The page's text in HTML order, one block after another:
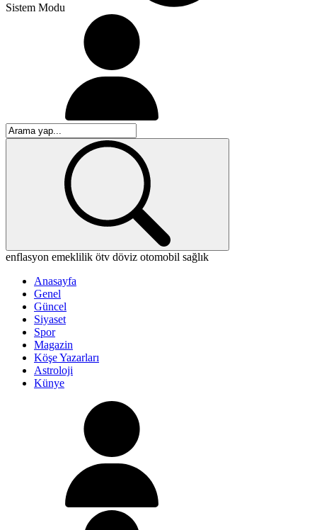
Sistem Modu
enflasyon emeklilik ötv döviz otomobil sağlık
Anasayfa
Genel
Güncel
Siyaset
Spor
Magazin
Köşe Yazarları
Astroloji
Künye